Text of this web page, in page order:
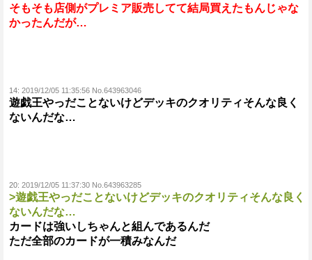
そもそも店側がプレミア販売してて結局買えたもんじゃな
かったんだが…
14: 2019/12/05 11:35:56 No.643963046
遊戯王やっだことないけどデッキのクオリティそんな良く
ないんだな…
20: 2019/12/05 11:37:30 No.643963285
>遊戯王やっだことないけどデッキのクオリティそんな良く
ないんだな…
カードは強いしちゃんと組んであるんだ
ただ全部のカードが一積みなんだ